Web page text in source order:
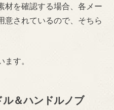
れます★リン...
材を確認する場合、各メー
意されているので、そちら
ます。
＆ハンドルノブ